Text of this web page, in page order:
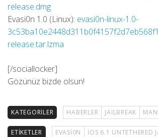
release.dmg
Evasi0n 1.0 (Linux): evasi0n-linux-1.0-
release.tar.lzma
[/sociallocker]
Gözünüz bizde olsun!
KATEGORILER HABERLER JAILBREAK
ETIKETLER EVASI0N IOS 6.1 UNTETHERED